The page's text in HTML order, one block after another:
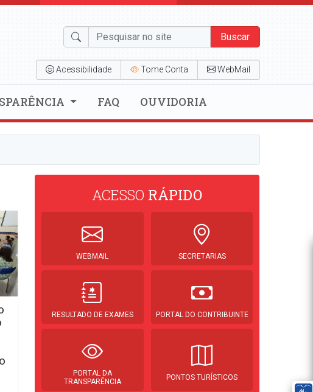
Buscar
Acessibilidade Tome Conta WebMail
FAQ OUVIDORIA
ACESSO RÁPIDO
WEBMAIL SECRETARIAS
RESULTADO DE EXAMES PORTAL DO CONTRIBUINTE
PORTAL DA
TRANSPARÊNCIA
PONTOS TURÍSTICOS